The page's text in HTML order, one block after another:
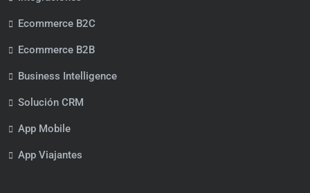
Ecommerce B2C
Ecommerce B2B
Business Intelligence
Solución CRM
App Mobile
App Viajantes